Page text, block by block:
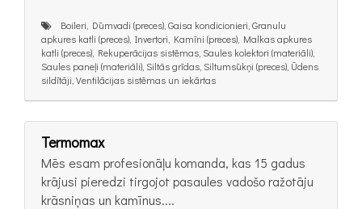
Boileri, Dūmvadi (preces), Gaisa kondicionieri, Granulu
apkures katli (preces), Invertori, Kamīni (preces), Malkas apkures
katli (preces), Rekuperācijas sistēmas, Saules kolektori (materiāli),
Saules paneļi (materiāli), Siltās grīdas, Siltumsūkņi (preces), Ūdens
sildītāji, Ventilācijas sistēmas un iekārtas
Termomax
Mēs esam profesionāļu komanda, kas 15 gadus
krājusi pieredzi tirgojot pasaules vadošo ražotāju
krāsniņas un kamīnus....